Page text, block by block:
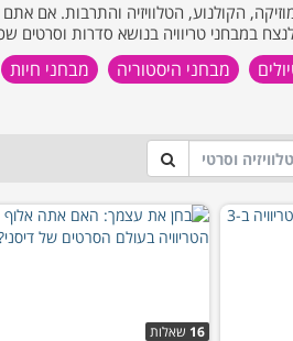
הקולנוע, הטלוויזיה והתרבות. אם
במבחני טריוויה בנושא סדרות וסרטים
מבחני היסטוריה מבחני חיות
16 שאלות